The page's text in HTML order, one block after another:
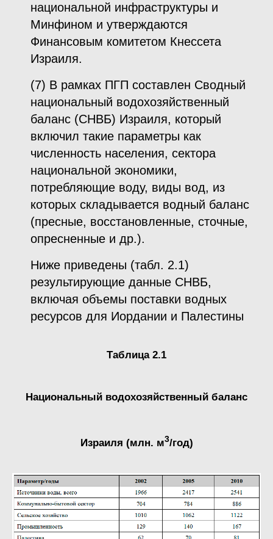
национальной инфраструктуры и
Минфином и утверждаются
Финансовым комитетом Кнессета
Израиля.
(7) В рамках ПГП составлен Сводный
национальный водохозяйственный
баланс (СНВБ) Израиля, который
включил такие параметры как
численность населения, сектора
национальной экономики,
потребляющие воду, виды вод, из
которых складывается водный баланс
(пресные, восстановленные, сточные,
опресненные и др.).
Ниже приведены (табл. 2.1)
результирующие данные СНВБ,
включая объемы поставки водных
ресурсов для Иордании и Палестины
Таблица 2.1
Национальный водохозяйственный баланс
Израиля (млн. м3/год)